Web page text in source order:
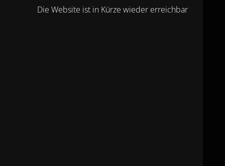
Die Website ist in Kürze wieder erreichbar